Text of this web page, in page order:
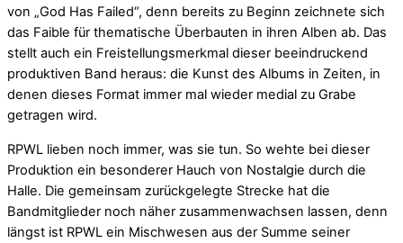
von „God Has Failed“, denn bereits zu Beginn zeichnete sich
das Faible für thematische Überbauten in ihren Alben ab. Das
stellt auch ein Freistellungsmerkmal dieser beeindruckend
produktiven Band heraus: die Kunst des Albums in Zeiten, in
denen dieses Format immer mal wieder medial zu Grabe
getragen wird.
RPWL lieben noch immer, was sie tun. So wehte bei dieser
Produktion ein besonderer Hauch von Nostalgie durch die
Halle. Die gemeinsam zurückgelegte Strecke hat die
Bandmitglieder noch näher zusammenwachsen lassen, denn
längst ist RPWL ein Mischwesen aus der Summe seiner